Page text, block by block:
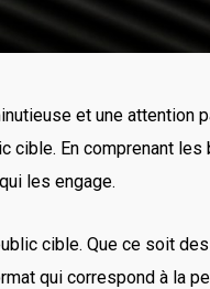
et une attention
cible. En comprenant
les engage.
cible. Que ce soit
qui correspond à la